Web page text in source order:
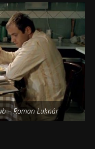
– Roman Luknár